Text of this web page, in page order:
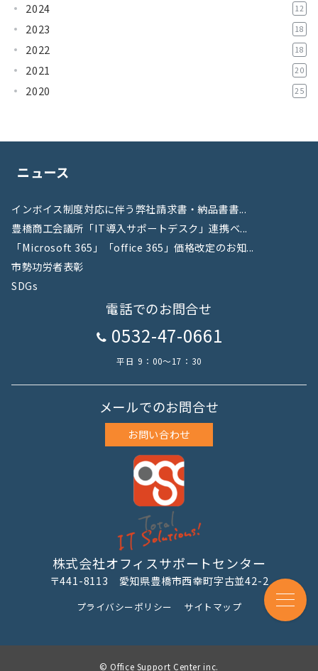
2024 12
2023 18
2022 18
2021 20
2020 25
ニュース
インボイス制度対応に伴う弊社請求書・納品書書...
豊橋商工会議所「IT導入サポートデスク」連携ベ...
「Microsoft 365」「office 365」価格改定のお知...
市勢功労者表彰
SDGs
電話でのお問合せ
0532-47-0661
平日 9：00～17：30
メールでのお問合せ
お問い合わせ
株式会社オフィスサポートセンター
〒441-8113 愛知県豊橋市西幸町字古並42-2
プライバシーポリシー サイトマップ
© Office Support Center inc.